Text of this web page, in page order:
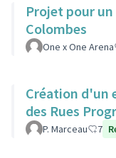
Projet pour
Colombes
One x One Arena
Création d'un
des Rues
P. Marceau 7